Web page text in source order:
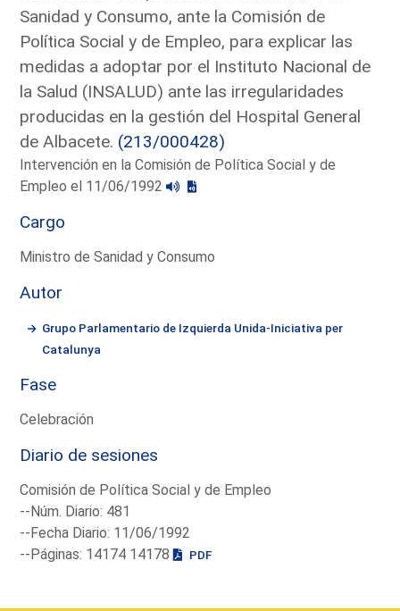
Sanidad y Consumo, ante la Comisión de
Política Social y de Empleo, para explicar las
medidas a adoptar por el Instituto Nacional de
la Salud (INSALUD) ante las irregularidades
producidas en la gestión del Hospital General
de Albacete. (213/000428)
Intervención en la Comisión de Política Social y de
Empleo el 11/06/1992
Cargo
Ministro de Sanidad y Consumo
Autor
Grupo Parlamentario de Izquierda Unida-Iniciativa per
Catalunya
Fase
Celebración
Diario de sesiones
Comisión de Política Social y de Empleo
--Núm. Diario: 481
--Fecha Diario: 11/06/1992
--Páginas: 14174 14178
PDF